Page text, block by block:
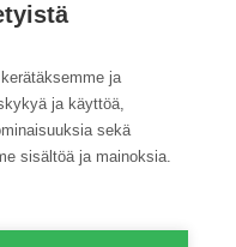
ja
ja käyttöä,
sekä
sisältöä ja mainoksia.